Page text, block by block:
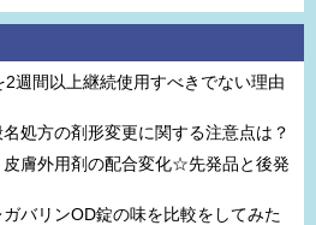
週間以上継続使用すべきでない理由
処方の剤形変更に関する注意点は？
皮膚外用剤の配合変化☆先発品と後発
バリンOD錠の味を比較をしてみた